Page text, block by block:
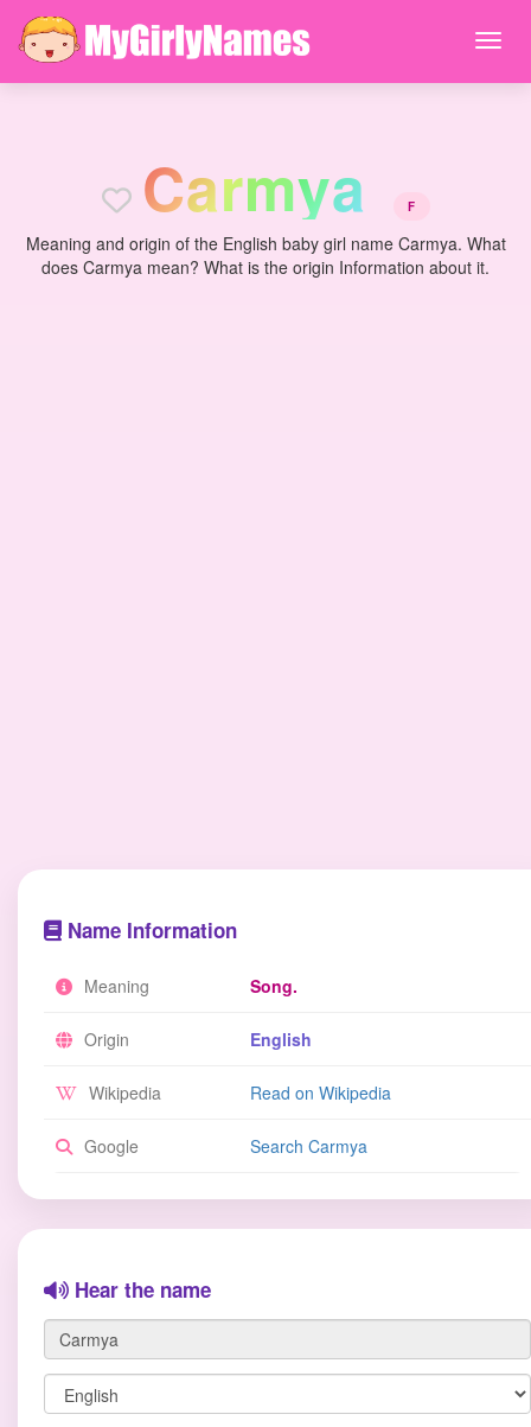
Carmya F
Meaning and origin of the English baby girl name Carmya. What
does Carmya mean? What is the origin Information about it.
Name Information
Meaning Song.
Origin English
Wikipedia Read on Wikipedia
Google Search Carmya
Hear the name